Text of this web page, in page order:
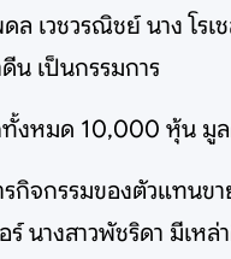
เวชวรณิชย์ นาง โร
น เป็นกรรมการ
ทั้งหมด 10,000 หุ้น มู
จกรรมของตัวแทนข
นางสาวพัชริดา มีเหล่